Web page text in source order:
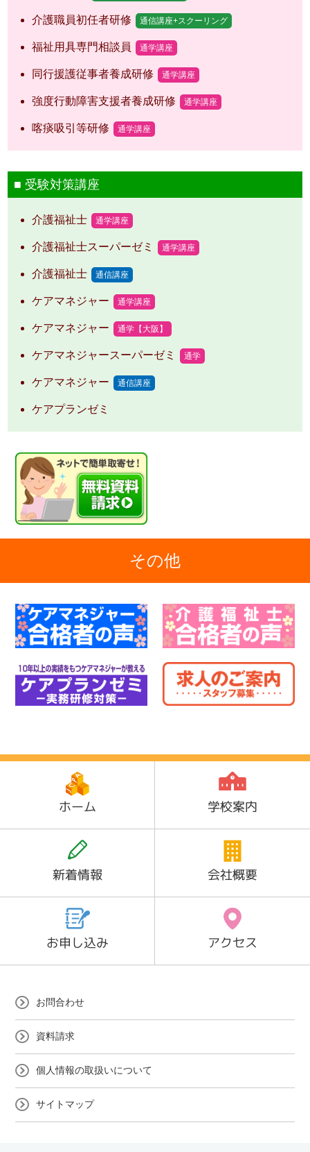
介護職員初任者研修 通信講座+スクーリング
福祉用具専門相談員 通学講座
同行援護従事者養成研修 通学講座
強度行動障害支援者養成研修 通学講座
喀痰吸引等研修 通学講座
受験対策講座
介護福祉士 通学講座
介護福祉士スーパーゼミ 通学講座
介護福祉士 通信講座
ケアマネジャー 通学講座
ケアマネジャー 通学【大阪】
ケアマネジャースーパーゼミ 通学
ケアマネジャー 通信講座
ケアプランゼミ
その他
ホーム 学校案内
新着情報 会社概要
お申し込み アクセス
お問合わせ
資料請求
個人情報の取扱いについて
サイトマップ